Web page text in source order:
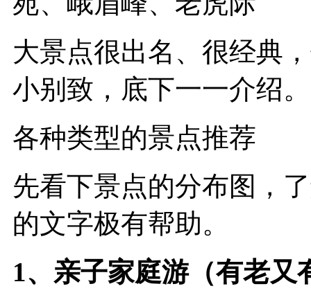
大景点很出名、很经典
小别致，底下一一介绍。
各种类型的景点推荐
先看下景点的分布图，
的文字极有帮助。
1、亲子家庭游（有老又